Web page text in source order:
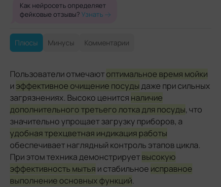
Как нейросеть определяет
фейковые отзывы? Узнать
Плюсы Минусы Комментарии
Пользователи отмечаютоптимальное время мойки
и эффективное очищение посудыдаже при сильных
загрязнениях. Высоко ценится наличие
дополнительного третьего лотка для посуды, что
значительно упрощает загрузку приборов, а
удобная трехцветная индикация работы
обеспечивает наглядный контроль этапов цикла.
При этом техника демонстрируетвысокую
эффективность мытья и стабильное исправное
выполнение основных функций.